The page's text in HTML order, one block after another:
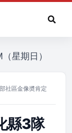
星期日）
社區金像奬肯定
縣3隊